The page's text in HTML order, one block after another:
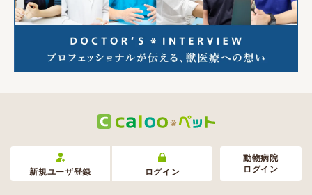
新規ユーザ登録 ログイン
動物病院
ログイン